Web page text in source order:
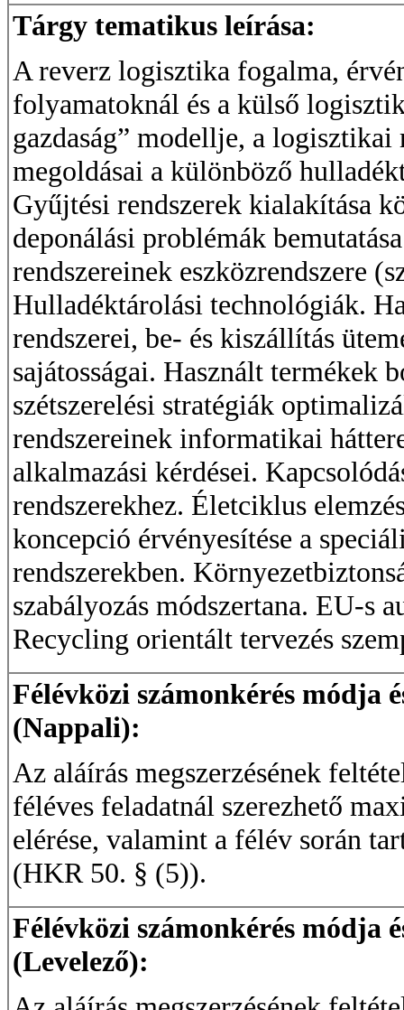
Tárgy tematikus leírása:
A reverz logisztika fogalma,
folyamatoknál és a külső
gazdaság” modellje, a
megoldásai a különböző
Gyűjtési rendszerek kialakítása
deponálási problémák
rendszereinek eszközrendszere
Hulladéktárolási technológiák.
rendszerei, be- és kiszállítás
sajátosságai. Használt termékek
szétszerelési stratégiák
rendszereinek informatikai
alkalmazási kérdései.
rendszerekhez. Életciklus
koncepció érvényesítése a
rendszerekben.
szabályozás módszertana. EU-s
Recycling orientált tervezés
Félévközi számonkérés módja
(Nappali):
Az aláírás megszerzésének
féléves feladatnál szerezhető
elérése, valamint a félév során
(HKR 50. § (5)).
Félévközi számonkérés módja
(Levelező):